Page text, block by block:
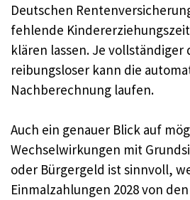
Deutschen
fehlende
klären lassen. Je vollständiger
reibungsloser kann die
Nachberechnung laufen.​
Auch ein genauer Blick auf
Wechselwirkungen mit
oder Bürgergeld ist sinnvoll,
Einmalzahlungen 2028 von